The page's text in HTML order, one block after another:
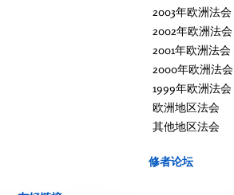
2003年欧洲法会
2002年欧洲法会
2001年欧洲法会
2000年欧洲法会
1999年欧洲法会
欧洲地区法会
其他地区法会
修者论坛